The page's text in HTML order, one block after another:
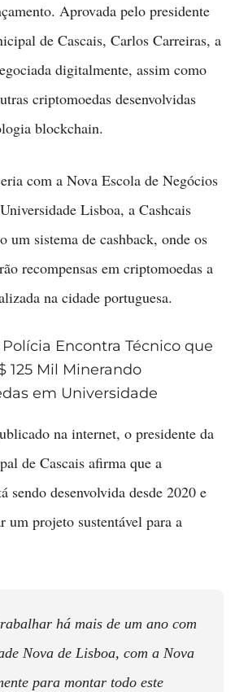
Aprovada pelo presidente
de Cascais, Carlos Carreiras, a
digitalmente, assim como
criptomoedas desenvolvidas
blockchain.
com a Nova Escola de Negócios
Lisboa, a Cashcais
um sistema de cashback, onde os
recompensas em criptomoedas a
na cidade portuguesa.
Polícia Encontra Técnico que
125 Mil Minerando
em Universidade
na internet, o presidente da
de Cascais afirma que a
sendo desenvolvida desde 2020 e
um projeto sustentável para a
há mais de um ano com
Nova de Lisboa, com a Nova
para montar todo este